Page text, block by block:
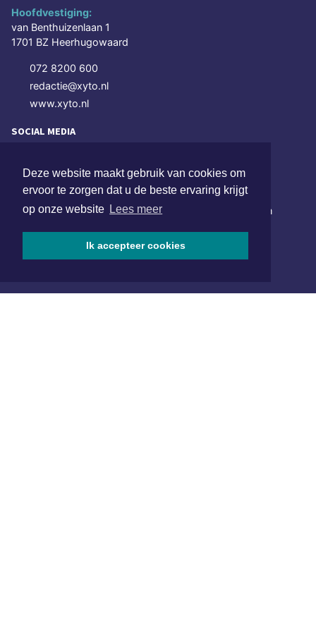
Deze website maakt gebruik van cookies om
ervoor te zorgen dat u de beste ervaring krijgt
op onze website Lees meer
Ik accepteer cookies
Hoofdvestiging:
van Benthuizenlaan 1
1701 BZ Heerhugowaard
072 8200 600
redactie@xyto.nl
www.xyto.nl
SOCIAL MEDIA
NIEUWSBRIEF AANMELDEN
Schrijf je in voor onze nieuwsbrief en krijg wekelijks een
Aanmelden
ONLINE DAGBLADEN